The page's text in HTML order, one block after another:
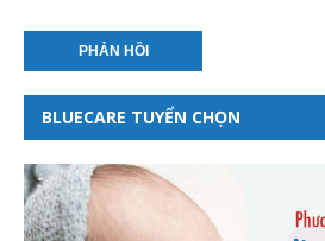
BLUECARE TUYỂN CHỌN